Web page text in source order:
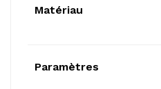
Matériau
Paramètres